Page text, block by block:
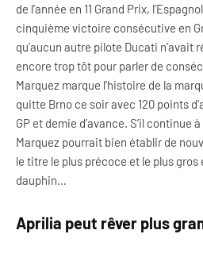
de l’année en 11 Grand Prix,
cinquième victoire consécutive en
qu’aucun autre pilote Ducati n’avait
encore trop tôt pour parler de
Marquez marque l’histoire de la
quitte Brno ce soir avec 120 points
GP et demie d’avance. S’il continue
Marquez pourrait bien établir de
le titre le plus précoce et le plus
dauphin…
Aprilia peut rêver plus